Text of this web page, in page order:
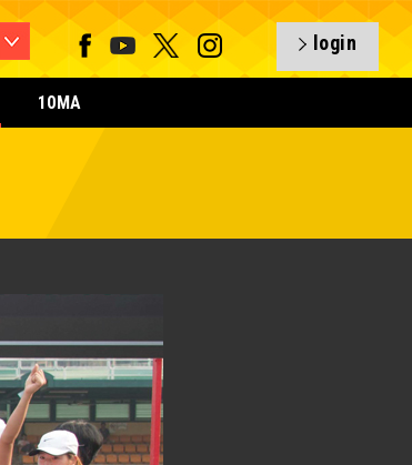
login
10MA